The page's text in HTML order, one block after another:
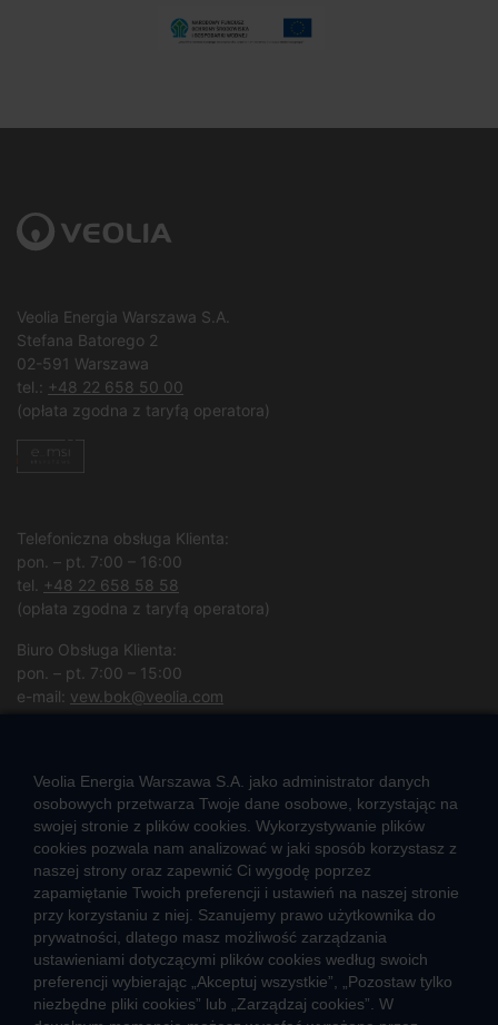
Veolia Energia Warszawa S.A.
Stefana Batorego 2
02-591 Warszawa
tel.: +48 22 658 50 00
(opłata zgodna z taryfą operatora)
Telefoniczna obsługa Klienta:
pon. – pt. 7:00 – 16:00
tel.
+48 22 658 58 58
(opłata zgodna z taryfą operatora)
Biuro Obsługa Klienta:
pon. – pt. 7:00 – 15:00
e-mail: vew.bok@veolia.com
CIEPŁO SYSTEMOWE
Zalety ciepła systemowego
Pomyśl ciepło o lokatorach – nie wyłączaj węzła!
TARYFY I CENNIKI
Cennik usług zewnętrznych i opłat dodatkowych
Taryfy dla ciepła
Veolia Energia Warszawa S.A. jako administrator danych
osobowych przetwarza Twoje dane osobowe, korzystając na
swojej stronie z plików cookies. Wykorzystywanie plików
cookies pozwala nam analizować w jaki sposób korzystasz z
naszej strony oraz zapewnić Ci wygodę poprzez
zapamiętanie Twoich preferencji i ustawień na naszej stronie
przy korzystaniu z niej. Szanujemy prawo użytkownika do
prywatności, dlatego masz możliwość zarządzania
ustawieniami dotyczącymi plików cookies według swoich
preferencji wybierając „Akceptuj wszystkie”, „Pozostaw tylko
niezbędne pliki cookies” lub „Zarządzaj cookies”. W